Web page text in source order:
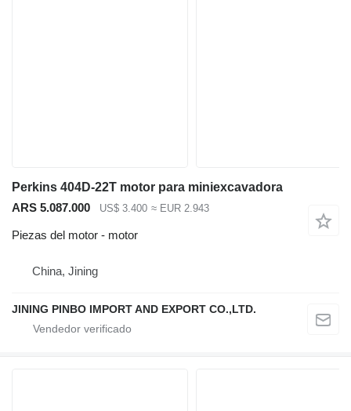
Perkins 404D-22T motor para miniexcavadora
ARS 5.087.000
US$ 3.400 ≈ EUR 2.943
Piezas del motor - motor
China, Jining
JINING PINBO IMPORT AND EXPORT CO.,LTD.